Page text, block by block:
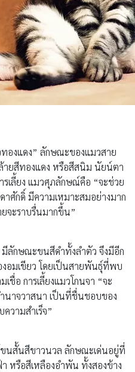
องแดง” ลักษณะของแมวสาย
ยสีทองแดง หรือสีสนิม นัยน์ตา
รเลี้ยง แมวศุภลักษณ์คือ “จะช่วย
าศักดิ์ มีความเหมาะสมอย่างมาก
ยจะราบรื่นมากขึ้น”
มีลักษณะขนสีดำทั้งลำตัว จึงมีอีก
อมเขียว โดยเป็นสายพันธุ์ที่พบ
ชื่อ การเลี้ยงแมวโกนจา “จะ
ำนาจวาสนา เป็นที่ชื่นชอบของ
วามสำเร็จ”
นสั้นสีขาวนวล ลักษณะเด่นอยู่ที่
หรือสีเหลืองอำพัน ทั้งสองข้าง